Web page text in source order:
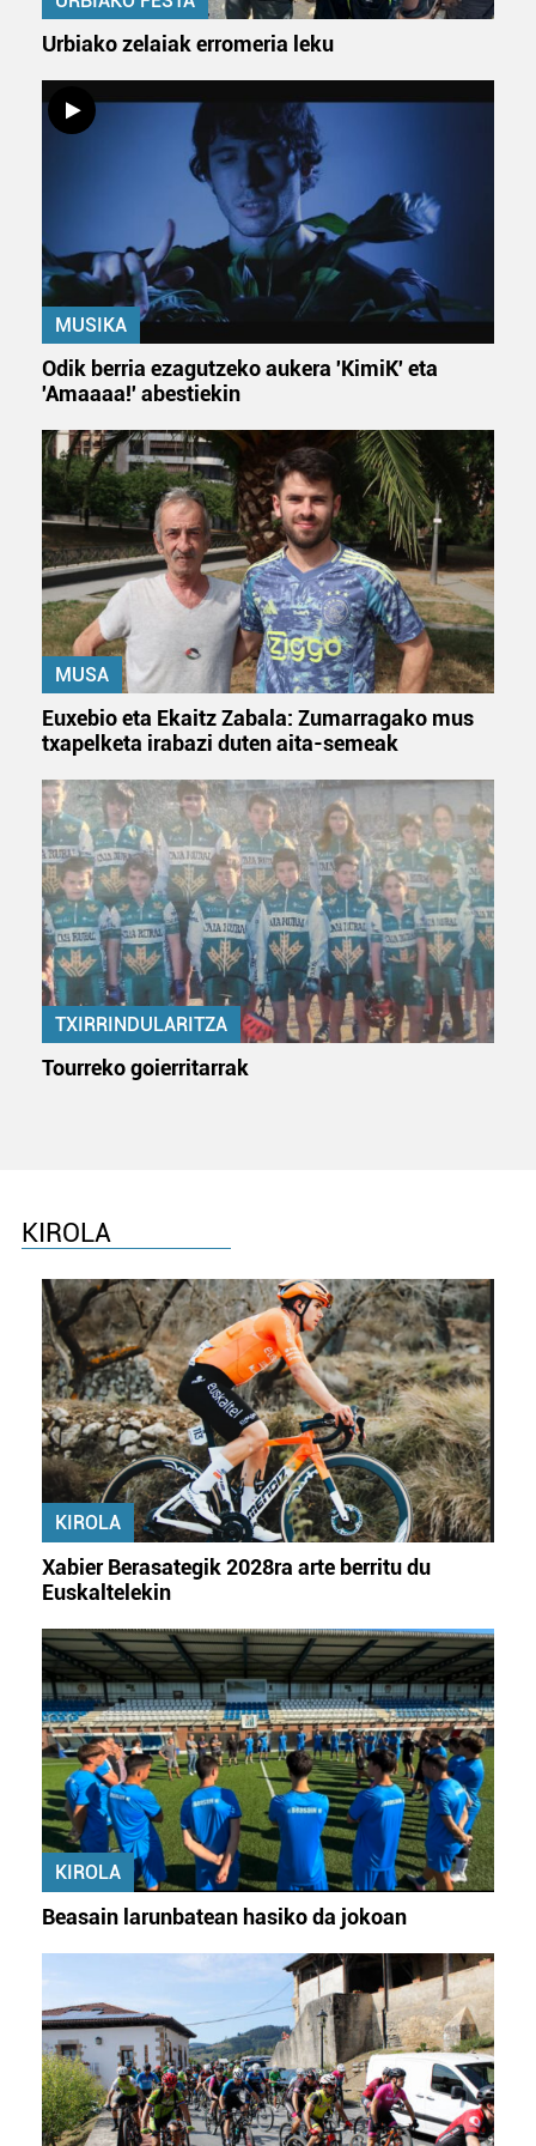
Urbiako zelaiak erromeria leku
MUSIKA
Odik berria ezagutzeko aukera 'KimiK' eta
'Amaaaa!' abestiekin
MUSA
Euxebio eta Ekaitz Zabala: Zumarragako mus
txapelketa irabazi duten aita-semeak
TXIRRINDULARITZA
Tourreko goierritarrak
KIROLA
KIROLA
Xabier Berasategik 2028ra arte berritu du
Euskaltelekin
KIROLA
Beasain larunbatean hasiko da jokoan